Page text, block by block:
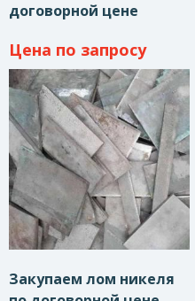
договорной цене
Цена по запросу
Закупаем лом никеля